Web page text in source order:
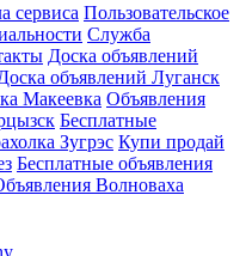
сервиса Пользовательское
Служба
Доска объявлений
объявлений Луганск
Макеевка Объявления
Бесплатные
Зугрэс Купи продай
Бесплатные объявления
Волноваха